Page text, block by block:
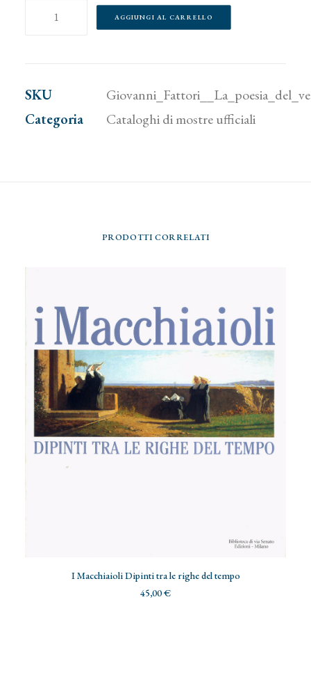
Giovanni
AGGIUNGI AL CARRELLO
SKU
Categoria
Cataloghi di mostre ufficiali
PRODOTTI CORRELATI
AGGIUNGI AL CARRELLO
I Macchiaioli Dipinti tra le righe del tempo
45,00€